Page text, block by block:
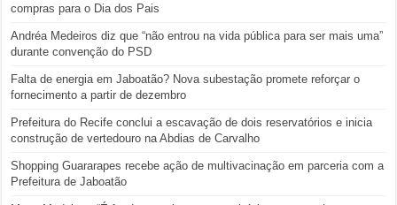
compras para o Dia dos Pais
Andréa Medeiros diz que “não entrou na vida pública para ser mais uma”
durante convenção do PSD
Falta de energia em Jaboatão? Nova subestação promete reforçar o
fornecimento a partir de dezembro
Prefeitura do Recife conclui a escavação de dois reservatórios e inicia
construção de vertedouro na Abdias de Carvalho
Shopping Guararapes recebe ação de multivacinação em parceria com a
Prefeitura de Jaboatão